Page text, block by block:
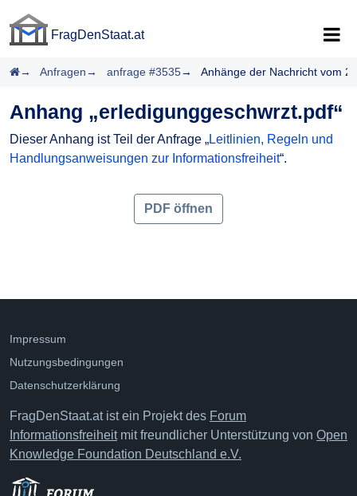
FragDenStaat.at
Startseite
Anfragen anfrage #3535 Anhänge der Nachricht vom
Anhang „erledigunggeschwrzt.pdf“
Dieser Anhang ist Teil der Anfrage „Leitlinien, Regeln und
Handlungsanweisungen zur Informationsfreiheit“.
PDF öffnen
Impressum
Nutzungsbedingungen
Datenschutzerklärung
FragDenStaat.at ist ein Projekt des Forum
Informationsfreiheitmit freundlicher Unterstützung von Open
Knowledge Foundation Deutschland e.V.